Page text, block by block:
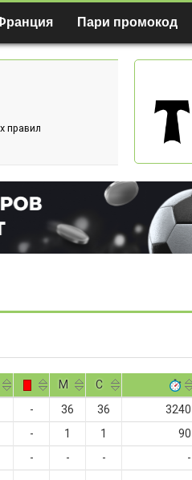
Пари промокод
правил
M
С
- 36 36
3240
- 1 1
90
- - -
-